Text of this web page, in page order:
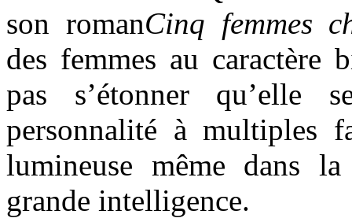
son romanCinq femmes
des femmes au caractère
pas s’étonner qu’elle
personnalité à multiples
lumineuse même dans
grande intelligence.